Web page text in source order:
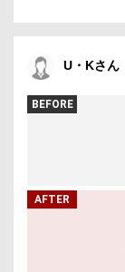
U・Kさん
BEFORE
AFTER